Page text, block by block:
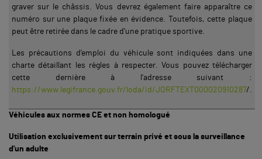
graver sur le châssis. Vous devrez également faire apparaître ce
numéro sur une plaque fixée en évidence. Toutefois, cette plaque
peut être retirée dans le cadre d’une pratique sportive.
Les précautions d’emploi du véhicule sont indiquées dans une
charte détaillant les règles à respecter. Vous pouvez télécharger
cette dernière à l’adresse suivant :
https://www.legifrance.gouv.fr/loda/id/JORFTEXT000020910287/.
Véhicules aux normes CE et non homologué
Utilisation exclusivement sur terrain privé et sous la surveillance
d'un adulte